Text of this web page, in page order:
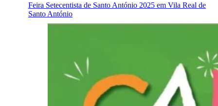
Feira Setecentista de Santo António 2025 em Vila Real de
Santo António